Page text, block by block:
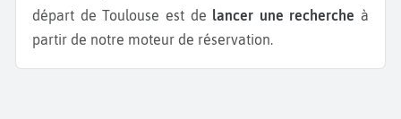
départ de Toulouse est de
lancer une recherche à
partir de notre moteur de réservation.